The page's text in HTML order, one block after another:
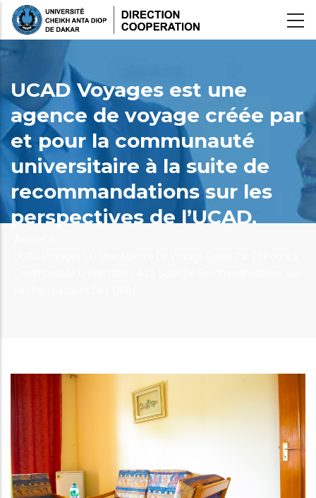
Aller
UCAD Voyages est une
agence de voyage créée par
et pour la communauté
universitaire à la suite de
recommandations sur les
perspectives de l’UCAD.